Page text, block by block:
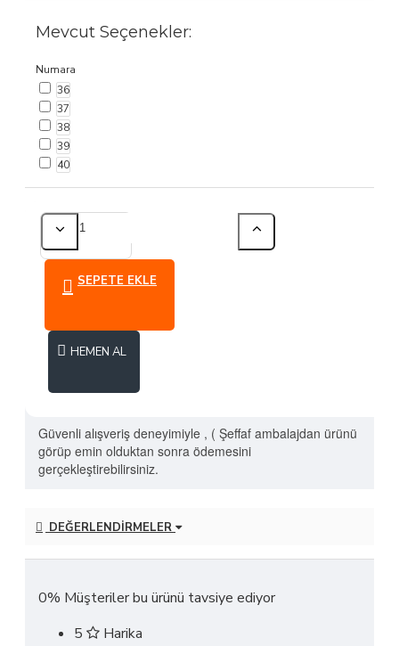
Mevcut Seçenekler:
Numara
36
37
38
39
40
SEPETE EKLE
HEMEN AL
Tarihi
Tahmini
Güvenli alışveriş deneyimiyle , ( Şeffaf ambalajdan ürünü
görüp emin olduktan sonra ödemesini
gerçekleştirebilirsiniz.
Sipariş verdiğiniz takdirde 1-3 güne siparişiniz size
ulaşır ( Doğu illerimiz için bu süreç 1-2 gün daha
fazla olabilir)
Tabanı ortopediktir (memory foam) , günlük
DEĞERLENDIRMELER
0% Müşteriler bu ürünü tavsiye ediyor
5
Harika